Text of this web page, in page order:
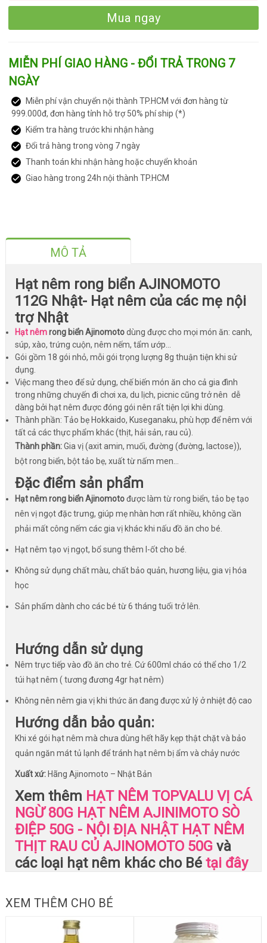
Mua ngay
MIỄN PHÍ GIAO HÀNG - ĐỔI TRẢ TRONG 7
NGÀY
Miễn phí vận chuyển nội thành TP.HCM với đơn hàng từ
999.000đ, đơn hàng tỉnh hỗ trợ 50% phí ship (*)
Kiểm tra hàng trước khi nhận hàng
Đổi trả hàng trong vòng 7 ngày
Thanh toán khi nhận hàng hoặc chuyển khoản
Giao hàng trong 24h nội thành TP.HCM
MÔ TẢ
Hạt nêm rong biển AJINOMOTO
112G Nhật- Hạt nêm của các mẹ nội
trợ Nhật
Hạt nêmrong biểnAjinomotodùng được cho mọi món ăn: canh,
súp, xào, trứng cuộn, nêm nếm, tẩm ướp...
Gói gồm 18 gói nhỏ, mỗi gói trọng lượng 8g thuận tiện khi sử
dụng.
Việc mang theo để sử dụng, chế biến món ăn cho cả gia đình
trong những chuyến đi chơi xa, du lịch, picnic cũng trở nên dễ
dàng bởi hạt nêm được đóng gói nên rất tiện lợi khi dùng.
Thành phần: Tảo bẹ Hokkaido, Kuseganaku, phù hợp để nêm với
tất cả các thực phẩm khác (thịt, hải sản, rau củ).
Thành phần:Gia vị (axit amin, muối, đường (đường, lactose)),
bột rong biển, bột tảo bẹ, xuất từ nấm men…
Đặc điểm sản phẩm
Hạt nêm rong biển Ajinomotođược làm từ rong biển, tảo bẹ tạo
nên vị ngọt đặc trưng, giúp mẹ nhàn hơn rất nhiều, không cần
phải mất công nếm các gia vị khác khi nấu đồ ăn cho bé.
Hạt nêm tạo vị ngọt, bổ sung thêm I-ốt cho bé.
Không sử dụng chất màu, chất bảo quản, hương liệu, gia vị hóa
học
Sản phẩm dành cho các bé từ 6 tháng tuổi trở lên.
Hướng dẫn sử dụng
Nêm trực tiếp vào đồ ăn cho trẻ. Cứ 600ml cháo có thể cho 1/2
túi hạt nêm ( tương đương 4gr hạt nêm)
Không nên nêm gia vị khi thức ăn đang được xử lý ở nhiệt độ cao
Hướng dẫn bảo quản:
Khi xé gói hạt nêm mà chưa dùng hết hãy kẹp thật chặt và bảo
quản ngăn mát tủ lạnh để tránh hạt nêm bị ẩm và chảy nước
Xuất xứ:Hãng Ajinomoto – Nhật Bản
Xem thêm HẠT NÊM TOPVALU VỊ CÁ
NGỪ 80G HẠT NÊM AJINIMOTO SÒ
ĐIỆP 50G - NỘI ĐỊA NHẬT HẠT NÊM
THỊT RAU CỦ AJINOMOTO 50Gvà
các loại hạt nêm khác cho Bé tại đây
XEM THÊM CHO BÉ